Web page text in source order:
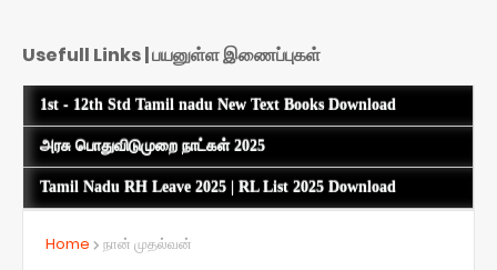
Usefull Links | பயனுள்ள இணைப்புகள்
1st - 12th Std Tamil nadu New Text Books Download
அரசு பொதுவிடுமுறை நாட்கள் 2025
Tamil Nadu RH Leave 2025 | RL List 2025 Download
Home நான் முதல்வன்